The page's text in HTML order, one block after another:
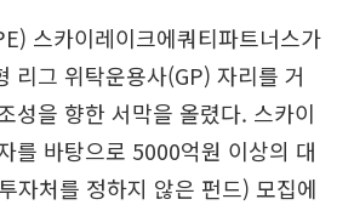
스카이레이크에쿼티파트너스가
리그 위탁운용사(GP) 자리를 거
성을 향한 서막을 올렸다. 스카이
를 바탕으로 5000억원 이상의 대
자처를 정하지 않은 펀드) 모집에